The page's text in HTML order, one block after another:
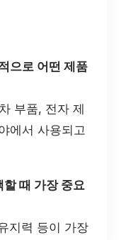
으로 어떤 제품
부품, 전자 제
에서 사용되고
때 가장 중요
지력 등이 가장